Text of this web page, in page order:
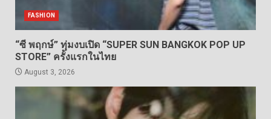
FASHION
“ซี พฤกษ์” ทุ่มงบเปิด “SUPER SUN BANGKOK POP UP
STORE” ครั้งแรกในไทย
August 3, 2026